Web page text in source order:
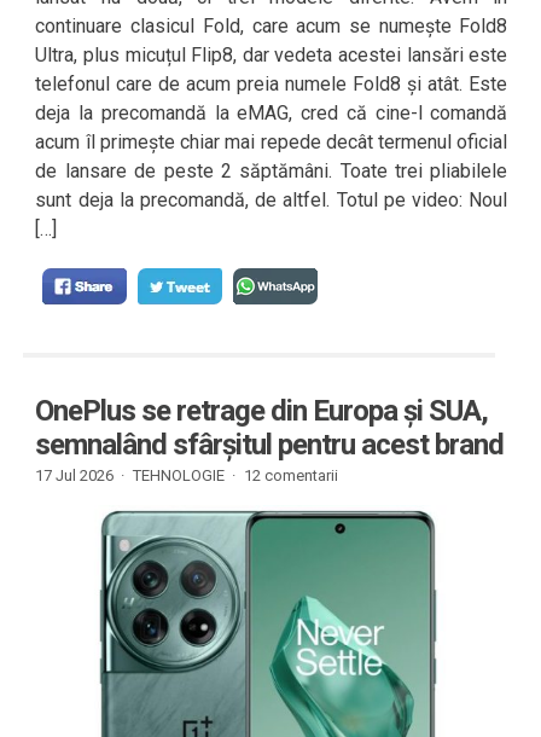
continuare clasicul Fold, care acum se numește Fold8
Ultra, plus micuțul Flip8, dar vedeta acestei lansări este
telefonul care de acum preia numele Fold8 și atât. Este
deja la precomandă la eMAG, cred că cine-l comandă
acum îl primește chiar mai repede decât termenul oficial
de lansare de peste 2 săptămâni. Toate trei pliabilele
sunt deja la precomandă, de altfel. Totul pe video: Noul
[…]
OnePlus se retrage din Europa și SUA,
semnalând sfârșitul pentru acest brand
17 Jul 2026 · TEHNOLOGIE · 12 comentarii